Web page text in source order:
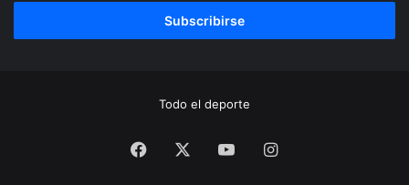
Todo el deporte
Facebook YouTubeInstagram